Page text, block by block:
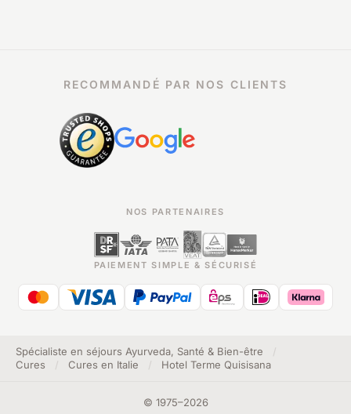
RECOMMANDÉ PAR NOS CLIENTS
NOS PARTENAIRES
PAIEMENT SIMPLE & SÉCURISÉ
Spécialiste en séjours Ayurveda, Santé & Bien-être
Cures
Cures en Italie Hotel Terme Quisisana
© 1975–2026